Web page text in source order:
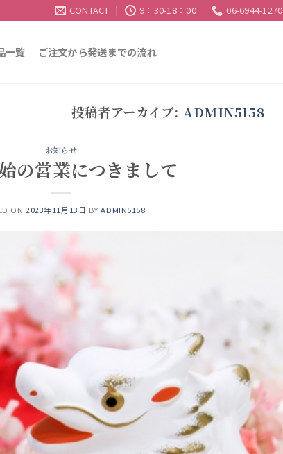
CONTACT 9：30-18：00 06-6944-1270
一覧 ご注文から発送までの流れ
投稿者アーカイブ: ADMIN5158
お知らせ
の営業につきまして
ON2023年11月13日 BYADMIN5158